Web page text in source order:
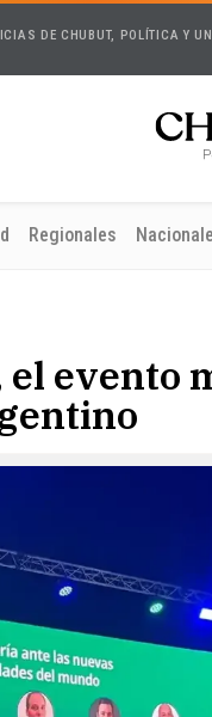
DE CHUBUT, POLÍTICA Y
Regionales
evento